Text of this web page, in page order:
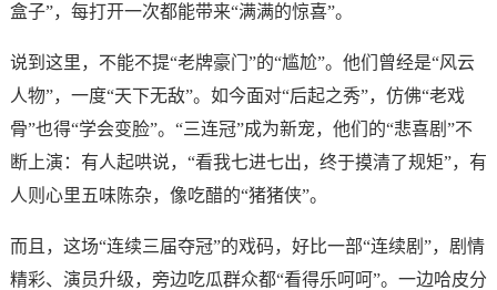
盒子”，每打开一次都能带来“满满的惊喜”。
说到这里，不能不提“老牌豪门”的“尴尬”。他们曾经是“风云
人物”，一度“天下无敌”。如今面对“后起之秀”，仿佛“老戏
骨”也得“学会变脸”。“三连冠”成为新宠，他们的“悲喜剧”不
断上演：有人起哄说，“看我七进七出，终于摸清了规矩”，有
人则心里五味陈杂，像吃醋的“猪猪侠”。
而且，这场“连续三届夺冠”的戏码，好比一部“连续剧”，剧情
精彩、演员升级，旁边吃瓜群众都“看得乐呵呵”。一边哈皮分